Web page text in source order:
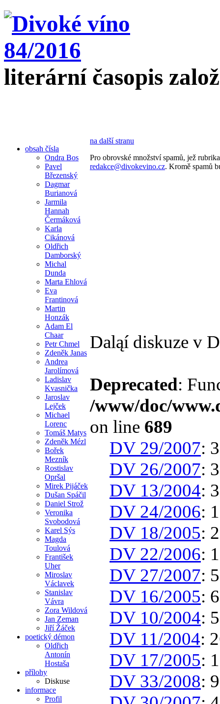
literární časopis
obsah čísla
Ondra Bos
Pavel
Březenský
Dagmar
Burianová
Jarmila
Hannah
Čermáková
Karla
Cikánová
Oldřich
Damborský
Michal
Dunda
Marta Ehlová
Eva
Frantinová
Martin
Honzák
Adam El
Chaar
Petr Chmel
Zdeněk Janas
Andrea
Jarolímová
Ladislav
Kvasnička
Jaroslav
Lejček
Michael
Lorenc
Tomáš Matys
Zdeněk Mézl
Bořek
Mezník
Rostislav
Opršal
Mirek Pijáček
Dušan Spáčil
Daniel Strož
Veronika
Svobodová
Karel Sýs
Magda
Toulová
František
Uher
Miroslav
Václavek
Stanislav
Vávra
Zora Wildová
Jan Zeman
Jiří Žáček
poetický démon
Oldřich
Antonín
Hostaša
přílohy
Diskuse
informace
Profil
na další stranu
Pro obrovské množství spamů, jež
redakce@divokevino.cz. Kromě spamů
Daląí diskuze v
Deprecated:
/www/doc/
on line 689
DV 29/2007:
DV 26/2007:
DV 13/2004:
DV 24/2006:
DV 18/2005:
DV 22/2006:
DV 27/2007:
DV 16/2005:
DV 10/2004:
DV 11/2004:
DV 17/2005:
DV 33/2008: